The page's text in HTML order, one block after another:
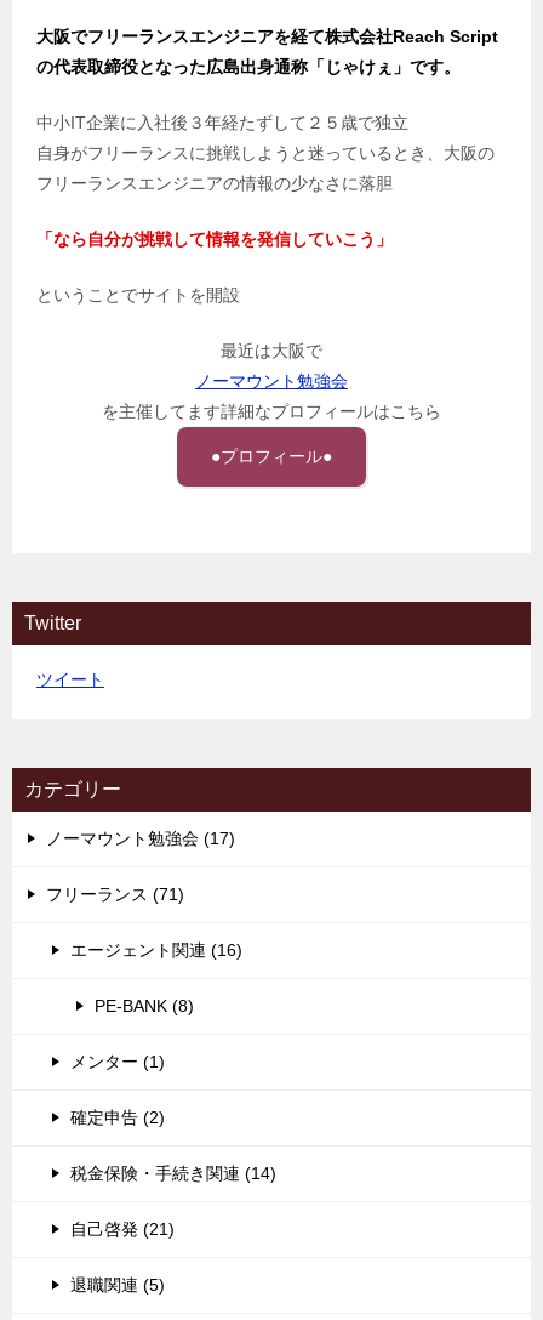
大阪でフリーランスエンジニアを経て株式会社Reach Script
の代表取締役となった広島出身通称「じゃけぇ」です。
中小IT企業に入社後３年経たずして２５歳で独立
自身がフリーランスに挑戦しようと迷っているとき、大阪の
フリーランスエンジニアの情報の少なさに落胆
「なら自分が挑戦して情報を発信していこう」
ということでサイトを開設
最近は大阪で
ノーマウント勉強会
を主催してます詳細なプロフィールはこちら
●プロフィール●
Twitter
ツイート
カテゴリー
ノーマウント勉強会 (17)
フリーランス (71)
エージェント関連 (16)
PE-BANK (8)
メンター (1)
確定申告 (2)
税金保険・手続き関連 (14)
自己啓発 (21)
退職関連 (5)